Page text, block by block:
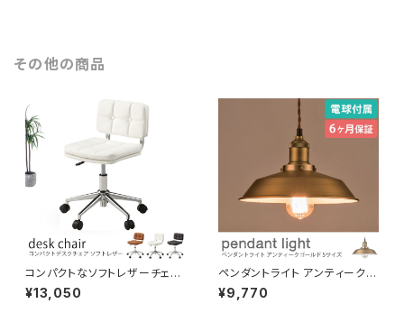
その他の商品
コンパクトなソフトレザーチェア
柔らかいウレタンクッション ボタ
ン留め(鋲仕上げ) ワークチェア
¥13,050
ペンダントライト アンティークゴ
ールド Sサイズ 電球付き 吊り下
げ照明 天井照明 コード長さ調
¥9,770